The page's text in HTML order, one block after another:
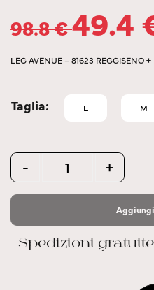
98.8€49.4
LEG AVENUE – 81623 REGGISENO
Taglia L M
Quantity
- +
Spedizioni